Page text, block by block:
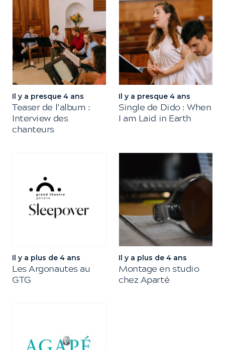
Il y a presque 4 ans
Teaser de l’album :
Interview des
chanteurs
Il y a presque 4 ans
Single de Dido : When
I am Laid in Earth
Il y a plus de 4 ans
Les Argonautes au
GTG
Il y a plus de 4 ans
Montage en studio
chez Aparté